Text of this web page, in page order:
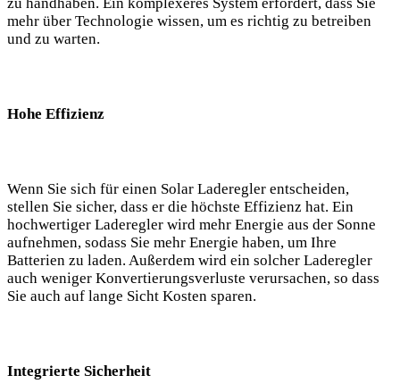
mehr über Technologie wissen, ⁤um es richtig zu betreiben
und zu warten.
Hohe Effizienz
Wenn Sie sich für einen Solar Laderegler entscheiden, ​
stellen Sie sicher, dass er die höchste Effizienz hat. Ein
hochwertiger⁤ Laderegler wird mehr Energie ‍aus der Sonne
aufnehmen, sodass Sie mehr Energie haben, um Ihre
Batterien zu laden. Außerdem wird ein solcher Laderegler
auch weniger Konvertierungsverluste ​verursachen, so ‍dass
Sie⁢ auch ⁢auf lange⁤ Sicht Kosten sparen.
Integrierte Sicherheit